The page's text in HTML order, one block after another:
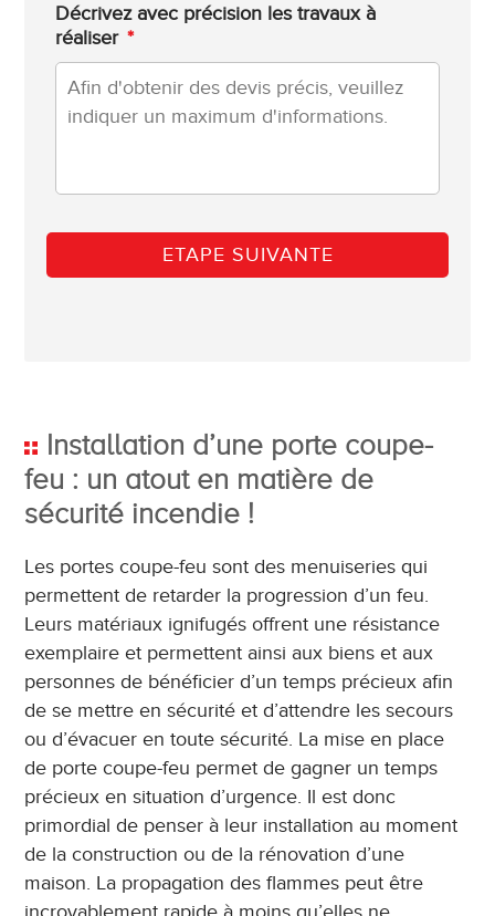
Décrivez avec précision les travaux à
réaliser *
Installation d’une porte coupe-
feu : un atout en matière de
sécurité incendie !
Les portes coupe-feu sont des menuiseries qui
permettent de retarder la progression d’un feu.
Leurs matériaux ignifugés offrent une résistance
exemplaire et permettent ainsi aux biens et aux
personnes de bénéficier d’un temps précieux afin
de se mettre en sécurité et d’attendre les secours
ou d’évacuer en toute sécurité. La mise en place
de porte coupe-feu permet de gagner un temps
précieux en situation d’urgence. Il est donc
primordial de penser à leur installation au moment
de la construction ou de la rénovation d’une
maison. La propagation des flammes peut être